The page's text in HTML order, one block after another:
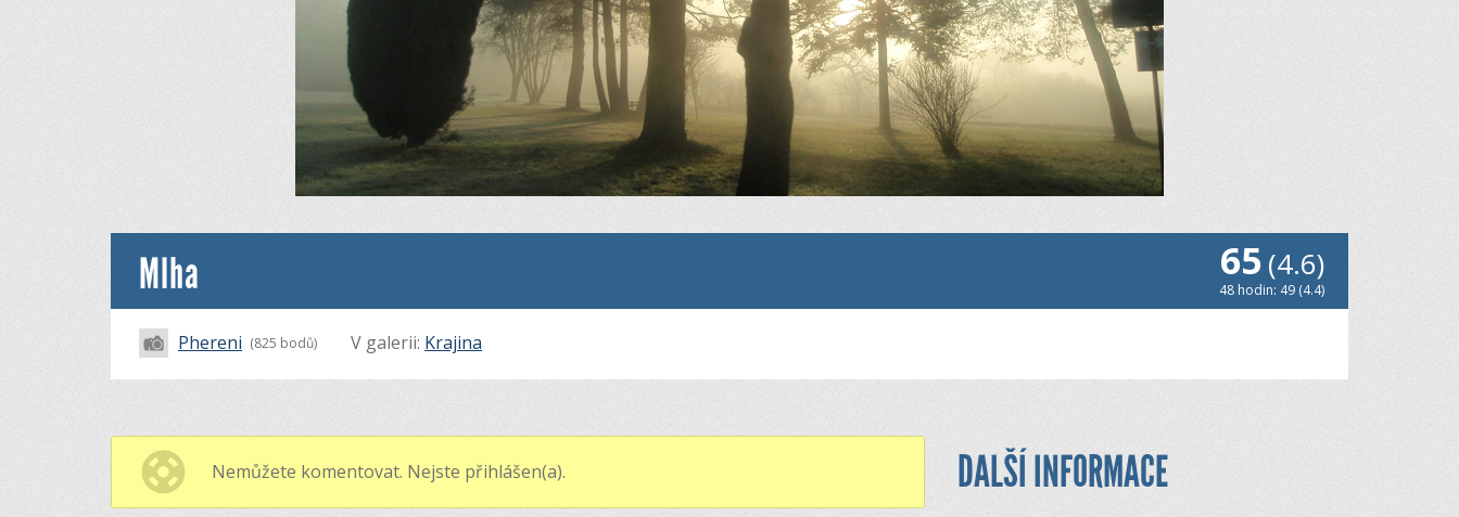
Mlha 65(4.6)
48 hodin: 49 (4.4)
Phereni (825 bodů) V galerii: Krajina
Nemůžete komentovat. Nejste přihlášen(a). DALŠÍ INFORMACE